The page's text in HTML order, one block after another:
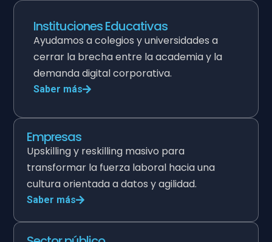
Instituciones Educativas
Ayudamos a colegios y universidades a
cerrar la brecha entre la academia y la
demanda digital corporativa.
Saber más
Empresas
Upskilling y reskilling masivo para
transformar la fuerza laboral hacia una
cultura orientada a datos y agilidad.
Saber más